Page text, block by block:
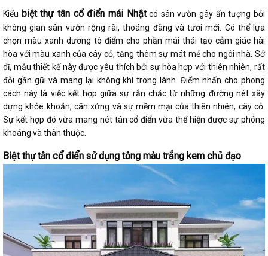
Kiểu biệt thự tân cổ điển mái Nhậtcó sân vườn gây ấn tượng bởi
không gian sân vườn rộng rãi, thoáng đãng và tươi mới. Có thể lựa
chọn màu xanh dương tô điểm cho phần mái thái tạo cảm giác hài
hòa với màu xanh của cây cỏ, tăng thêm sự mát mẻ cho ngôi nhà. Sở
dĩ, mẫu thiết kế này được yêu thích bởi sự hòa hợp với thiên nhiên, rất
đỗi gần gũi và mang lại không khí trong lành. Điểm nhấn cho phong
cách này là việc kết hợp giữa sự rắn chắc từ những đường nét xây
dựng khỏe khoắn, cân xứng và sự mềm mại của thiên nhiên, cây cỏ.
Sự kết hợp đó vừa mang nét tân cổ điển vừa thể hiện được sự phóng
khoáng và thân thuộc.
Biệt thự tân cổ điển sử dụng tông màu trắng kem chủ đạo